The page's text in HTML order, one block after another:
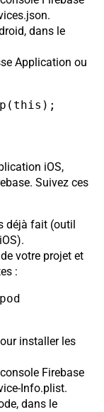
dans le
Application ou
iOS,
Suivez ces
déjà fait (outil
votre projet et
:
installer les
Firebase
Info.plist.
dans le